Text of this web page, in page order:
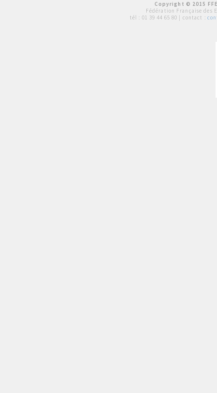
Copyright © 2015
Fédération Française des
tél : 01 39 44 65 80 | contact :